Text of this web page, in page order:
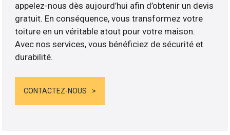
appelez-nous dès aujourd’hui afin d’obtenir un devis
gratuit. En conséquence, vous transformez votre
toiture en un véritable atout pour votre maison.
Avec nos services, vous bénéficiez de sécurité et
durabilité.
CONTACTEZ-NOUS